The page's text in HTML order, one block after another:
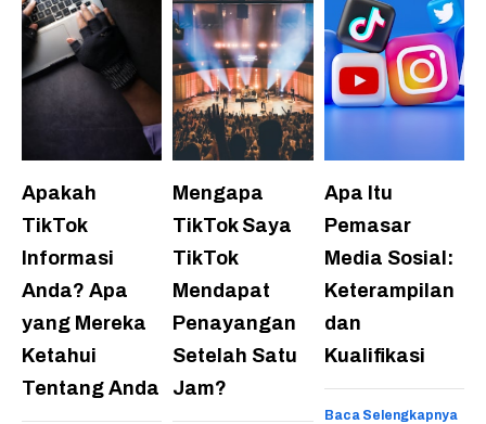
Apakah
TikTok
Informasi
Anda? Apa
yang Mereka
Ketahui
Tentang Anda
Mengapa
TikTok Saya
TikTok
Mendapat
Penayangan
Setelah Satu
Jam?
Apa Itu
Pemasar
Media Sosial:
Keterampilan
dan
Kualifikasi
Baca Selengkapnya